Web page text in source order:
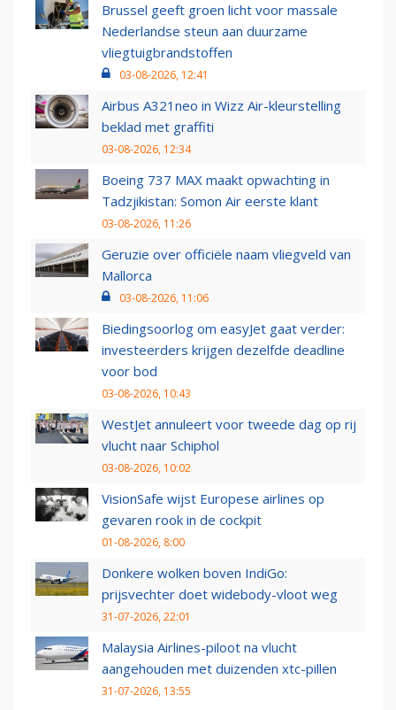
Brussel geeft groen licht voor massale
Nederlandse steun aan duurzame
vliegtuigbrandstoffen
03-08-2026, 12:41
Airbus A321neo in Wizz Air-kleurstelling
beklad met graffiti
03-08-2026, 12:34
Boeing 737 MAX maakt opwachting in
Tadzjikistan: Somon Air eerste klant
03-08-2026, 11:26
Geruzie over officiële naam vliegveld van
Mallorca
03-08-2026, 11:06
Biedingsoorlog om easyJet gaat verder:
investeerders krijgen dezelfde deadline
voor bod
03-08-2026, 10:43
WestJet annuleert voor tweede dag op rij
vlucht naar Schiphol
03-08-2026, 10:02
VisionSafe wijst Europese airlines op
gevaren rook in de cockpit
01-08-2026, 8:00
Donkere wolken boven IndiGo:
prijsvechter doet widebody-vloot weg
31-07-2026, 22:01
Malaysia Airlines-piloot na vlucht
aangehouden met duizenden xtc-pillen
31-07-2026, 13:55